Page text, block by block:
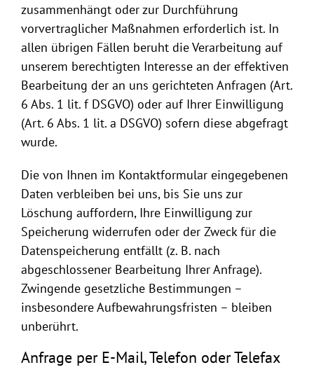
zusammenhängt oder zur Durchführung
vorvertraglicher Maßnahmen erforderlich ist. In
allen übrigen Fällen beruht die Verarbeitung auf
unserem berechtigten Interesse an der effektiven
Bearbeitung der an uns gerichteten Anfragen (Art.
6 Abs. 1 lit. f DSGVO) oder auf Ihrer Einwilligung
(Art. 6 Abs. 1 lit. a DSGVO) sofern diese abgefragt
wurde.
Die von Ihnen im Kontaktformular eingegebenen
Daten verbleiben bei uns, bis Sie uns zur
Löschung auffordern, Ihre Einwilligung zur
Speicherung widerrufen oder der Zweck für die
Datenspeicherung entfällt (z. B. nach
abgeschlossener Bearbeitung Ihrer Anfrage).
Zwingende gesetzliche Bestimmungen –
insbesondere Aufbewahrungsfristen – bleiben
unberührt.
Anfrage per E-Mail, Telefon oder Telefax